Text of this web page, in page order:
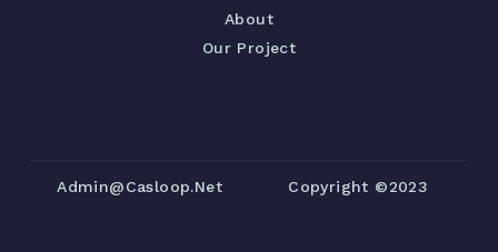
About
Our Project
Admin@casloop.net Copyright ©2023